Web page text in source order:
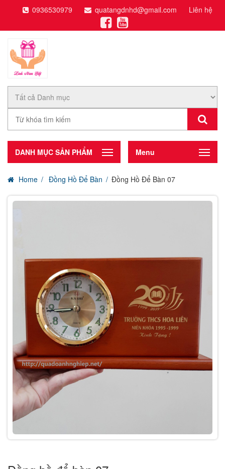
0936530979 quatangdnhd@gmail.com Liên hệ
DANH MỤC SẢN PHẨM Menu
Home Đồng Hồ Để Bàn Đồng Hồ Để Bàn 07